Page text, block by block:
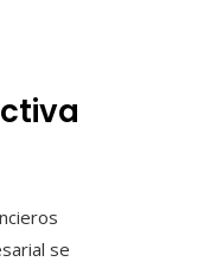
se